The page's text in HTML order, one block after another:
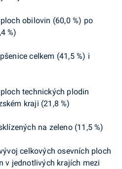
obilovin (60,0 %) po
%)
celkem (41,5 %) i
technických plodin
kraji (21,8 %)
na zeleno (11,5 %)
celkových osevních ploch
v jednotlivých krajích mezi